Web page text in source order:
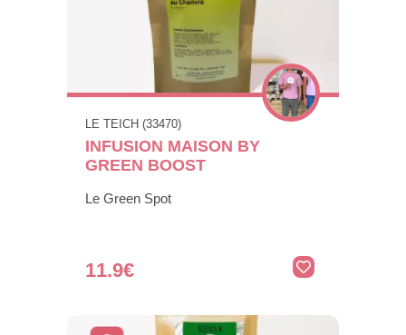
LE TEICH (33470)
INFUSION MAISON BY
GREEN BOOST
Le Green Spot
11.9€